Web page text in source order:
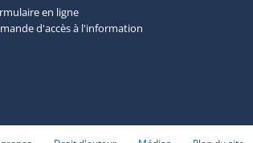
en ligne
d'accès à l'information